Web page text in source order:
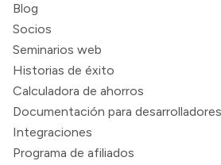
Blog
Socios
Seminarios web
Historias de éxito
Calculadora de ahorros
Documentación para desarrolladores
Integraciones
Programa de afiliados